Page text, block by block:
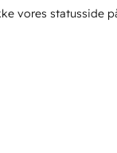
vores statusside